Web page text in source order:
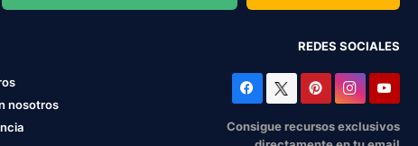
nosotros
REDES SOCIALES
Consigue recursos exclusivos